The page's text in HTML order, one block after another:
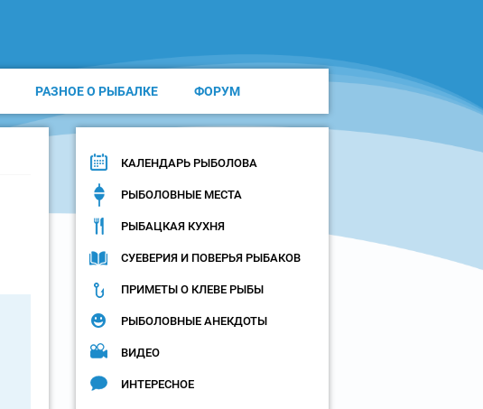
РАЗНОЕ О РЫБАЛКЕ ФОРУМ
КАЛЕНДАРЬ РЫБОЛОВА
РЫБОЛОВНЫЕ МЕСТА
РЫБАЦКАЯ КУХНЯ
СУЕВЕРИЯ И ПОВЕРЬЯ РЫБАКОВ
ПРИМЕТЫ О КЛЕВЕ РЫБЫ
РЫБОЛОВНЫЕ АНЕКДОТЫ
ВИДЕО
ИНТЕРЕСНОЕ